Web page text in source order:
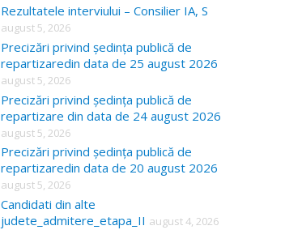
Rezultatele interviului – Consilier IA, S
august 5, 2026
Precizări privind ședința publică de
repartizaredin data de 25 august 2026
august 5, 2026
Precizări privind ședința publică de
repartizare din data de 24 august 2026
august 5, 2026
Precizări privind ședința publică de
repartizaredin data de 20 august 2026
august 5, 2026
Candidati din alte
judete_admitere_etapa_II august 4, 2026